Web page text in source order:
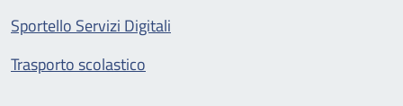
Sportello Servizi Digitali
Trasporto scolastico